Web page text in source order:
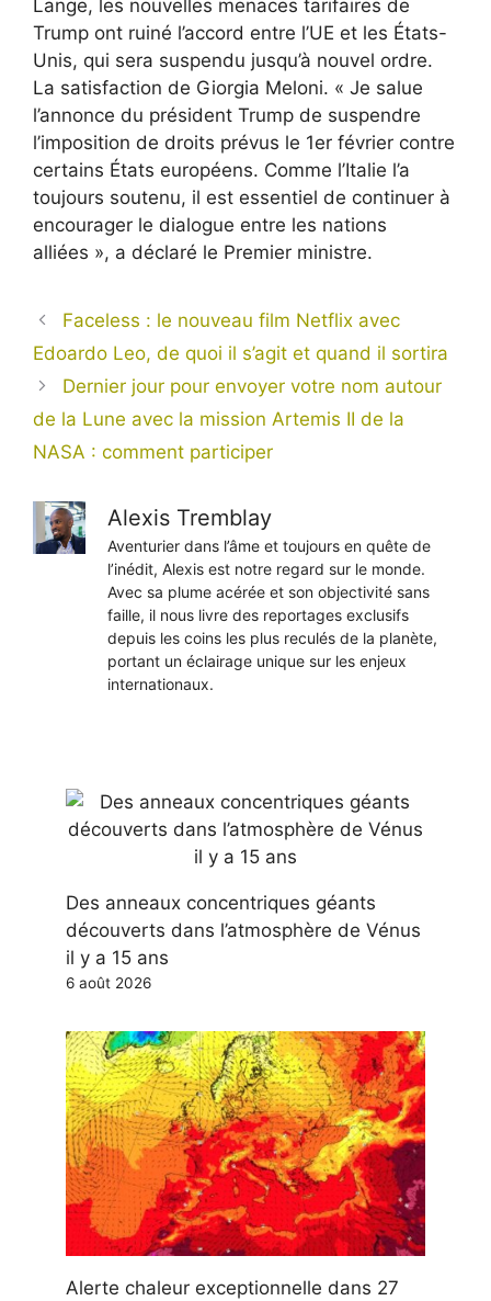
Lange, les nouvelles menaces tarifaires de
Trump ont ruiné l’accord entre l’UE et les États-
Unis, qui sera suspendu jusqu’à nouvel ordre.
La satisfaction de Giorgia Meloni. « Je salue
l’annonce du président Trump de suspendre
l’imposition de droits prévus le 1er février contre
certains États européens. Comme l’Italie l’a
toujours soutenu, il est essentiel de continuer à
encourager le dialogue entre les nations
alliées », a déclaré le Premier ministre.
Faceless : le nouveau film Netflix avec
Edoardo Leo, de quoi il s’agit et quand il sortira
Dernier jour pour envoyer votre nom autour
de la Lune avec la mission Artemis II de la
NASA : comment participer
Alexis Tremblay
Aventurier dans l’âme et toujours en quête de
l’inédit, Alexis est notre regard sur le monde.
Avec sa plume acérée et son objectivité sans
faille, il nous livre des reportages exclusifs
depuis les coins les plus reculés de la planète,
portant un éclairage unique sur les enjeux
internationaux.
Des anneaux concentriques géants
découverts dans l’atmosphère de Vénus
il y a 15 ans
6 août 2026
Alerte chaleur exceptionnelle dans 27